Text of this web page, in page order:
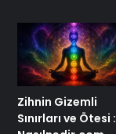
Zihnin Gizemli
Sınırları ve Ötesi :